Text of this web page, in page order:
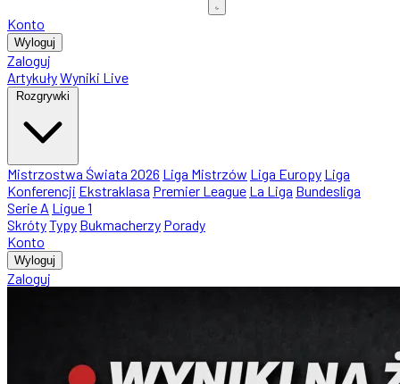
Konto
Wyloguj
Zaloguj
ArtykułyWyniki Live
Rozgrywki
Mistrzostwa Świata 2026 Liga Mistrzów Liga Europy Liga
Konferencji Ekstraklasa Premier League La Liga Bundesliga
Serie A Ligue 1
SkrótyTypy Bukmacherzy Porady
Konto
Wyloguj
Zaloguj